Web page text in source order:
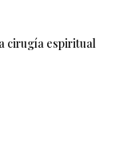
cirugía espiritual